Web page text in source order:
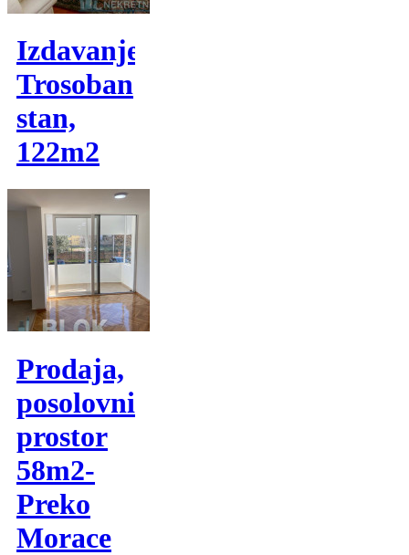
Izdavanje,
Trosoban
stan,
122m2
Prodaja,
posolovni
prostor
58m2-
Preko
Morace